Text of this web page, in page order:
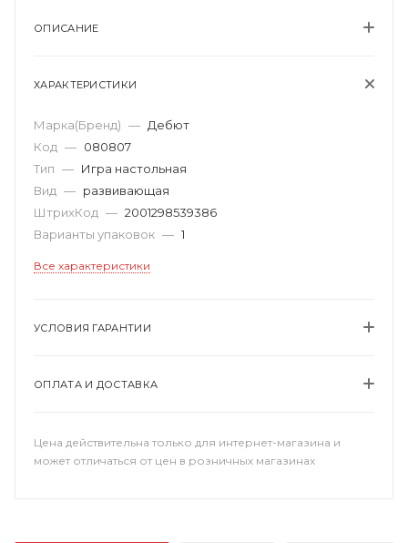
ОПИСАНИЕ
ХАРАКТЕРИСТИКИ
Марка(Бренд) — Дебют
Код — 080807
Тип — Игра настольная
Вид — развивающая
ШтрихКод — 2001298539386
Варианты упаковок — 1
Все характеристики
УСЛОВИЯ ГАРАНТИИ
ОПЛАТА И ДОСТАВКА
Цена действительна только для интернет-магазина и
может отличаться от цен в розничных магазинах